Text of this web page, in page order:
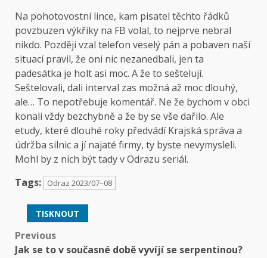
Na pohotovostní lince, kam pisatel těchto řádků
povzbuzen výkřiky na FB volal, to nejprve nebral
nikdo. Později vzal telefon veselý pán a pobaven naší
situací pravil, že oni nic nezanedbali, jen ta
padesátka je holt asi moc. A že to seštelují.
Seštelovali, dali interval zas možná až moc dlouhý,
ale… To nepotřebuje komentář. Ne že bychom v obci
konali vždy bezchybně a že by se vše dařilo. Ale
etudy, které dlouhé roky předvádí Krajská správa a
údržba silnic a jí najaté firmy, ty byste nevymysleli.
Mohl by z nich být tady v Odrazu seriál.
Tags:
Odraz 2023/07–08
TISKNOUT
Post
Previous
Jak se to v současné době vyvíjí se serpentinou?